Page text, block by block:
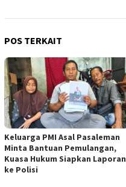
POS TERKAIT
Keluarga PMI Asal Pasaleman
Minta Bantuan Pemulangan,
Kuasa Hukum Siapkan Laporan
ke Polisi